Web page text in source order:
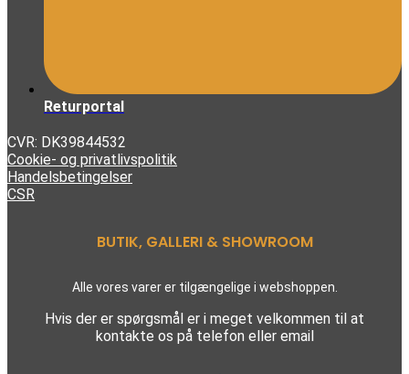
Returportal
CVR: DK39844532
Cookie- og privatlivspolitik
Handelsbetingelser
CSR
BUTIK, GALLERI & SHOWROOM
Alle vores varer er tilgængelige i webshoppen.
Hvis der er spørgsmål er i meget velkommen til at
kontakte os på telefon eller email